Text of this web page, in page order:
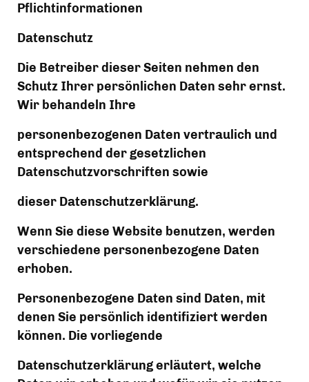
Pflichtinformationen
Datenschutz
Die Betreiber dieser Seiten nehmen den
Schutz Ihrer persönlichen Daten sehr ernst.
Wir behandeln Ihre
personenbezogenen Daten vertraulich und
entsprechend der gesetzlichen
Datenschutzvorschriften sowie
dieser Datenschutzerklärung.
Wenn Sie diese Website benutzen, werden
verschiedene personenbezogene Daten
erhoben.
Personenbezogene Daten sind Daten, mit
denen Sie persönlich identifiziert werden
können. Die vorliegende
Datenschutzerklärung erläutert, welche